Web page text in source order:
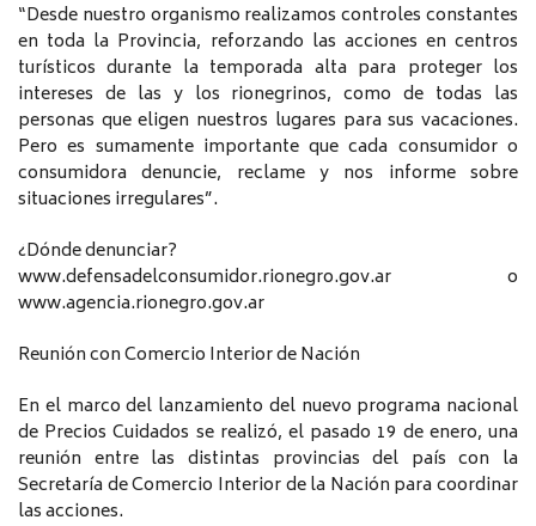
“Desde nuestro organismo realizamos controles constantes
en toda la Provincia, reforzando las acciones en centros
turísticos durante la temporada alta para proteger los
intereses de las y los rionegrinos, como de todas las
personas que eligen nuestros lugares para sus vacaciones.
Pero es sumamente importante que cada consumidor o
consumidora denuncie, reclame y nos informe sobre
situaciones irregulares”.
¿Dónde denunciar?
www.defensadelconsumidor.rionegro.gov.ar o
www.agencia.rionegro.gov.ar
Reunión con Comercio Interior de Nación
En el marco del lanzamiento del nuevo programa nacional
de Precios Cuidados se realizó, el pasado 19 de enero, una
reunión entre las distintas provincias del país con la
Secretaría de Comercio Interior de la Nación para coordinar
las acciones.